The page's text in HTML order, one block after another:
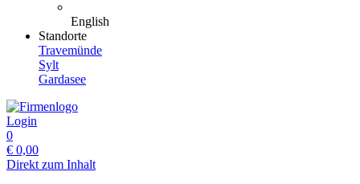
English
Standorte
Travemünde
Sylt
Gardasee
Login
0
€ 0,00
Direkt zum Inhalt